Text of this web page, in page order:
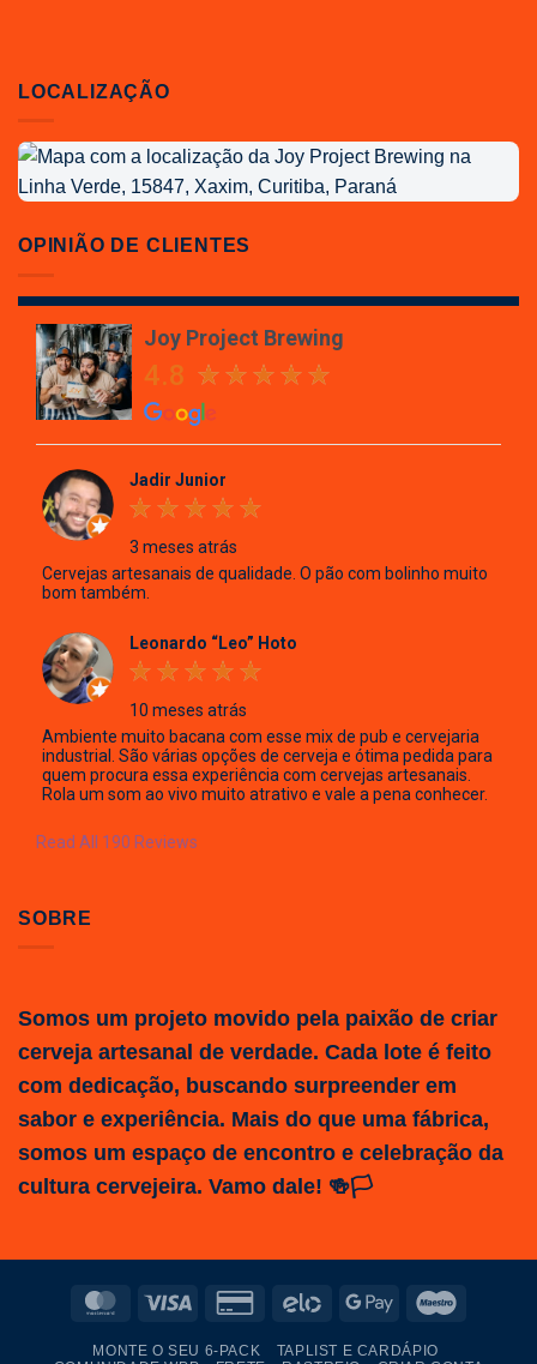
LOCALIZAÇÃO
Localização
da
Project
Brewing
OPINIÃO DE CLIENTES
Joy Project Brewing
4.8
Jadir Junior
3 meses atrás
Cervejas artesanais de qualidade. O pão com bolinho muito
bom também.
Leonardo “Leo” Hoto
10 meses atrás
Ambiente muito bacana com esse mix de pub e cervejaria
industrial. São várias opções de cerveja e ótima pedida para
quem procura essa experiência com cervejas artesanais.
Rola um som ao vivo muito atrativo e vale a pena conhecer.
Read All 190 Reviews
SOBRE
Somos um projeto movido pela paixão de criar
cerveja artesanal de verdade. Cada lote é feito
com dedicação, buscando surpreender em
sabor e experiência. Mais do que uma fábrica,
somos um espaço de encontro e celebração da
cultura cervejeira. Vamo dale! 🍻🏳️
MasterCardVisa
Credit
2
Elo
Google
MONTE O SEU 6-PACK
TAPLIST E CARDÁPIO